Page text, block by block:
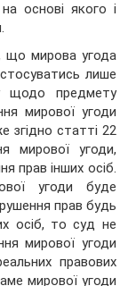
основі якого і
що мирова угода
лише
щодо предмету
мирової угоди
згідно статті 22
мирової угоди,
прав інших осіб.
угоди буде
прав будь
осіб, то суд не
мирової угоди
правових
мирової угоди